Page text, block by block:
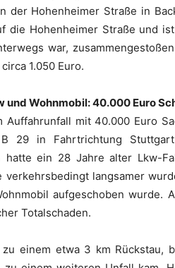
der Hohenheimer Straße in
die Hohenheimer Straße und
war,
1.050 Euro.
Wohnmobil: 40.000 Euro
Auffahrunfall mit 40.000 Euro
29 in Fahrtrichtung Stuttgart
hatte ein 28 Jahre alter Lkw-
verkehrsbedingt langsamer
aufgeschoben wurde.
Totalschaden.
einem etwa 3 km Rückstau,